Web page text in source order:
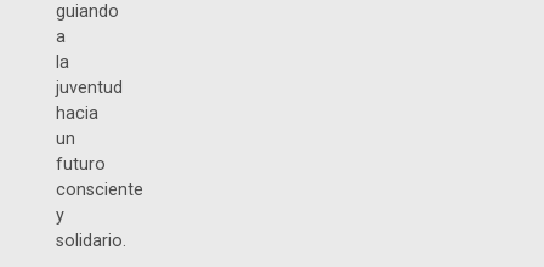
guiando
a
la
juventud
hacia
un
futuro
consciente
y
solidario.